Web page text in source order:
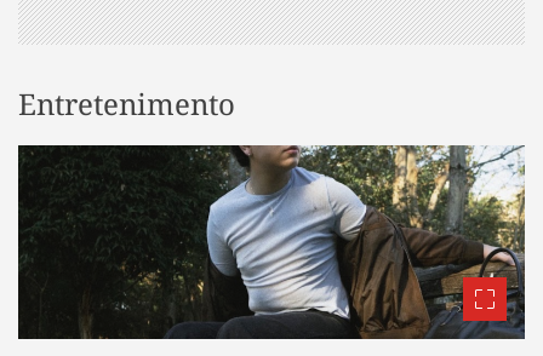
Entretenimento